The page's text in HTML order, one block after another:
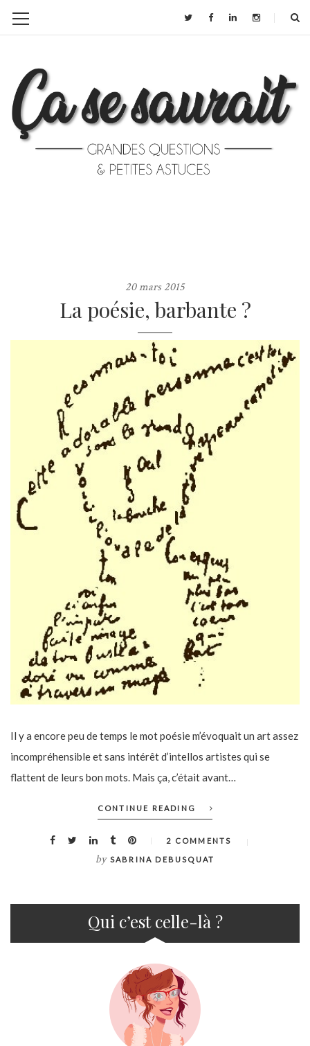
20 mars 2015
La poésie, barbante ?
Il y a encore peu de temps le mot poésie m’évoquait un art assez
incompréhensible et sans intérêt d’intellos artistes qui se
flattent de leurs bon mots. Mais ça, c’était avant…
CONTINUE READING
2 COMMENTS
by SABRINA DEBUSQUAT
Qui c’est celle-là ?